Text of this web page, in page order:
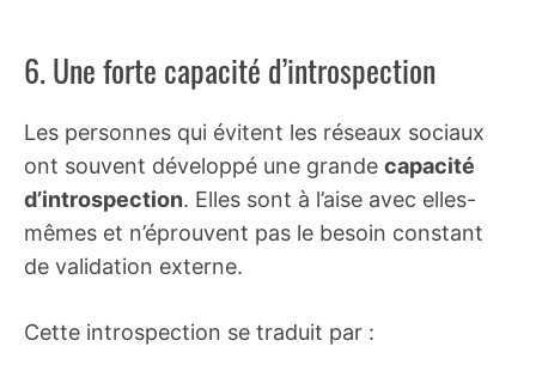
6. Une forte capacité d’introspection
Les personnes qui évitent les réseaux sociaux
ont souvent développé une grande capacité
d’introspection. Elles sont à l’aise avec elles-
mêmes et n’éprouvent pas le besoin constant
de validation externe.
Cette introspection se traduit par :